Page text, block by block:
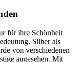
für ihre Schönheit
Silber als
von verschiedenen
angesehen. Mit